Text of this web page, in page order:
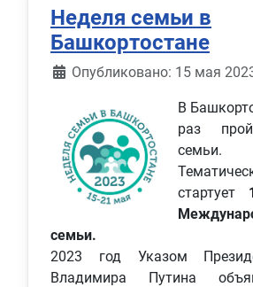
Неделя семьи в
Башкортостане
Информация о материале
Опубликовано: 15 мая
В
раз
семьи.
стартует
семьи.
2023 год Указом
Владимира Путина